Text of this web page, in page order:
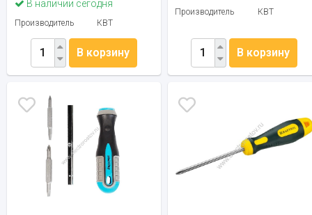
В наличии сегодня
Производитель КВТ
В корзину
Производитель КВТ
В корзину